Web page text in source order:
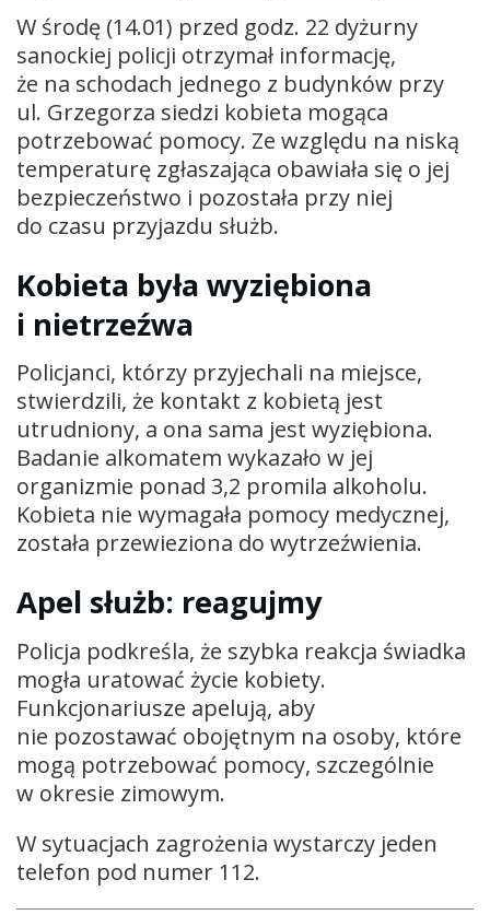
W środę (14.01) przed godz. 22 dyżurny
sanockiej policji otrzymał informację,
że na schodach jednego z budynków przy
ul. Grzegorza siedzi kobieta mogąca
potrzebować pomocy. Ze względu na niską
temperaturę zgłaszająca obawiała się o jej
bezpieczeństwo i pozostała przy niej
do czasu przyjazdu służb.
Kobieta była wyziębiona
i nietrzeźwa
Policjanci, którzy przyjechali na miejsce,
stwierdzili, że kontakt z kobietą jest
utrudniony, a ona sama jest wyziębiona.
Badanie alkomatem wykazało w jej
organizmie ponad 3,2 promila alkoholu.
Kobieta nie wymagała pomocy medycznej,
została przewieziona do wytrzeźwienia.
Apel służb: reagujmy
Policja podkreśla, że szybka reakcja świadka
mogła uratować życie kobiety.
Funkcjonariusze apelują, aby
nie pozostawać obojętnym na osoby, które
mogą potrzebować pomocy, szczególnie
w okresie zimowym.
W sytuacjach zagrożenia wystarczy jeden
telefon pod numer 112.